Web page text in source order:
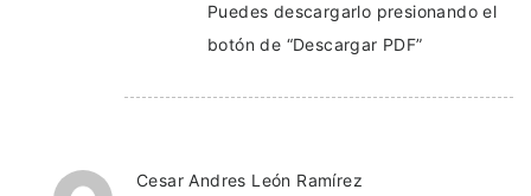
Puedes descargarlo presionando el
botón de “Descargar PDF”
Cesar Andres León Ramírez